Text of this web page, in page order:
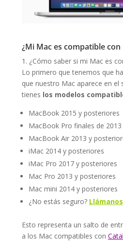
¿Mi Mac es compatible con
1. ¿Cómo saber si mi Mac es
Lo primero que tenemos que
que nuestro Mac aparece en el
tienes los modelos
MacBook 2015 y posteriores
MacBook Pro finales de
MacBook Air 2013 y
iMac 2014 y posteriores
iMac Pro 2017 y posteriores
Mac Pro 2013 y posteriores
Mac mini 2014 y posteriores
¿No estás seguro? Llámanos
Esto representa un salto de
a los Mac compatibles con